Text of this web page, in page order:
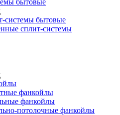
бытовые
системы бытовые
сплит-системы
фанкойлы
фанкойлы
потолочные фанкойлы